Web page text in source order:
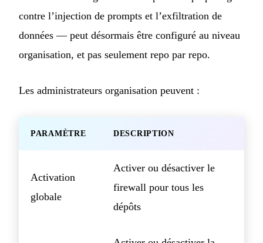
contre l’injection de prompts et l’exfiltration de
données — peut désormais être configuré au niveau
organisation, et pas seulement repo par repo.
Les administrateurs organisation peuvent :
PARAMÈTRE DESCRIPTION
Activation
globale
Activer ou désactiver le
firewall pour tous les
dépôts